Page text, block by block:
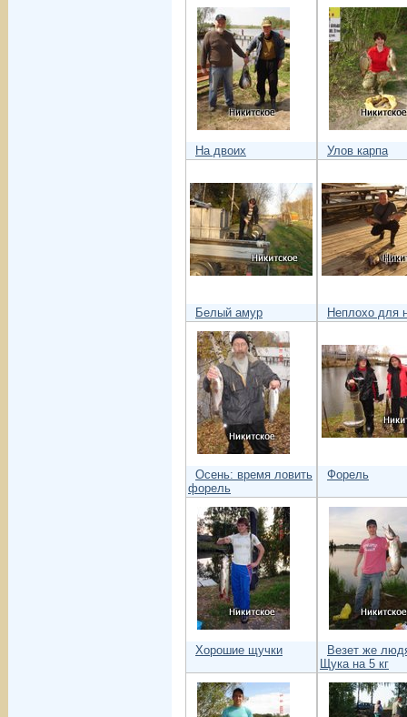
На двоих Улов карпа
Белый амур Неплохо для
Осень: время ловить
форель
Форель
Хорошие щучки
Везет же
Щука на 5 кг